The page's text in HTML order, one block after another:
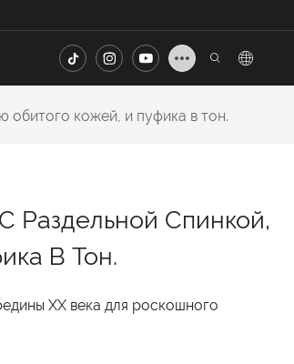
обитого кожей, и пуфика в тон.
Раздельной Спинкой,
В Тон.
XX века для роскошного